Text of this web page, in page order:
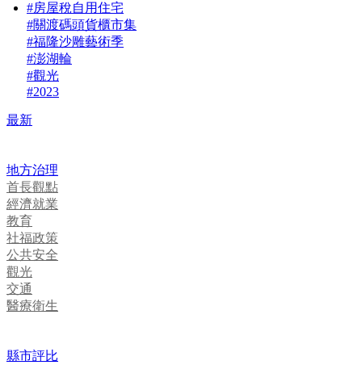
#房屋稅自用住宅
#關渡碼頭貨櫃市集
#福隆沙雕藝術季
#澎湖輪
#觀光
#2023
最新
地方治理
首長觀點
經濟就業
教育
社福政策
公共安全
觀光
交通
醫療衛生
縣市評比